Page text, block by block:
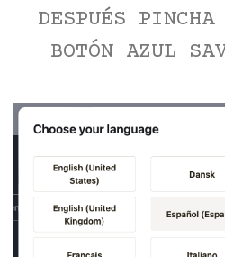
DESPUÉS
BOTÓN AZUL